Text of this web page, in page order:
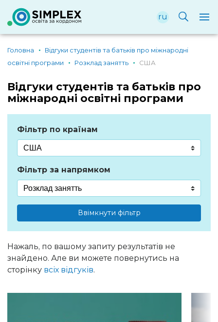
ru
Головна
Відгуки студентів та батьків про міжнародні
освітні програми
Розклад занятть США
Відгуки студентів та батьків про
міжнародні освітні програми
Фільтр по країнам
Фільтр за напрямком
Ввімкнути фільтр
Нажаль, по вашому запиту результатів не
знайдено. Але ви можете повернутись на
сторінку всіх відгуків.